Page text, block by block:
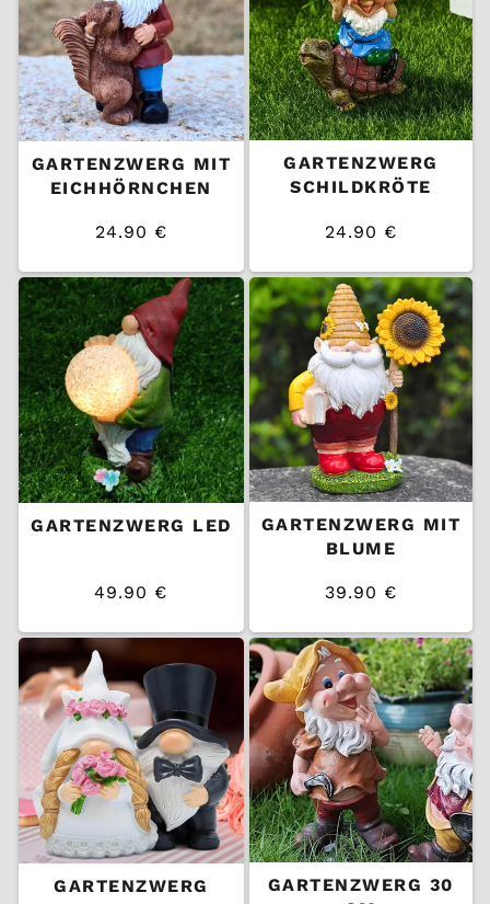
GARTENZWERG MIT
EICHHÖRNCHEN
24.90 €
Preis
/
EINZELPREIS
GARTENZWERG
SCHILDKRÖTE
24.90 €
Preis
/
EINZELPREIS
GARTENZWERG LED
49.90 €
Preis
/
EINZELPREIS
GARTENZWERG MIT
BLUME
39.90 €
Preis
/
EINZELPREIS
GARTENZWERG
GARTENZWERG 30